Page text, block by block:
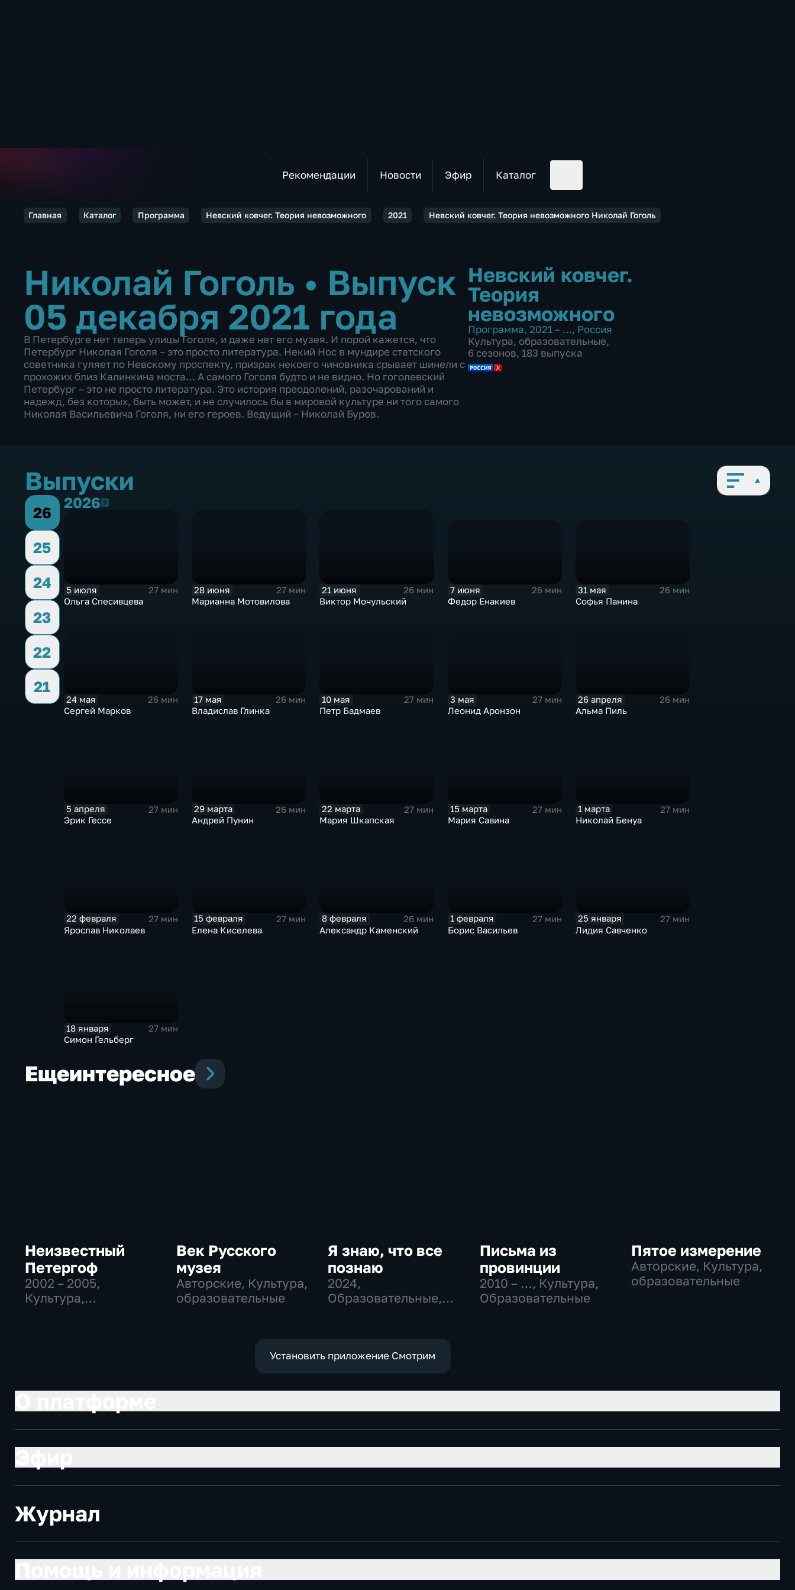
Рекомендации Новости Эфир Каталог
Главная Каталог Программа Невский ковчег. Теория невозможного 2021 Невский ковчег. Теория невозможного Николай Гоголь
Николай Гоголь • Выпуск
05 декабря 2021 года
В Петербурге нет теперь улицы Гоголя, и даже нет его музея. И порой кажется, что
Петербург Николая Гоголя – это просто литература. Некий Нос в мундире статского
советника гуляет по Невскому проспекту, призрак некоего чиновника срывает шинели с
прохожих близ Калинкина моста… А самого Гоголя будто и не видно. Но гоголевский
Петербург – это не просто литература. Это история преодолений, разочарований и
надежд, без которых, быть может, и не случилось бы в мировой культуре ни того самого
Николая Васильевича Гоголя, ни его героев. Ведущий – Николай Буров.
Невский ковчег.
Теория
невозможного
Программа, 2021 – …, Россия
Культура, образовательные,
6 сезонов, 183 выпуска
Выпуски
26
25
24
23
22
21
20262026
5 июля
27 мин
Ольга Спесивцева
28 июня
27 мин
Марианна Мотовилова
21 июня
26 мин
Виктор Мочульский
7 июня
26 мин
Федор Енакиев
31 мая
26 мин
Софья Панина
24 мая
26 мин
Сергей Марков
17 мая
26 мин
Владислав Глинка
10 мая
27 мин
Петр Бадмаев
3 мая
27 мин
Леонид Аронзон
26 апреля
26 мин
Альма Пиль
5 апреля
27 мин
Эрик Гессе
29 марта
26 мин
Андрей Пунин
22 марта
27 мин
Мария Шкапская
15 марта
27 мин
Мария Савина
1 марта
27 мин
Николай Бенуа
22 февраля
27 мин
Ярослав Николаев
15 февраля
27 мин
Елена Киселева
8 февраля
26 мин
Александр Каменский
1 февраля
27 мин
Борис Васильев
25 января
27 мин
Лидия Савченко
18 января
27 мин
Симон Гельберг
Ещеинтересное
Неизвестный
Петергоф
2002 – 2005,
Культура,
Век Русского
музея
Авторские, Культура,
образовательные
Я знаю, что все
познаю
2024,
Образовательные,
Письма из
провинции
2010 – …, Культура,
Образовательные
Пятое измерение
Авторские, Культура,
образовательные
Установить приложение Смотрим
Журнал